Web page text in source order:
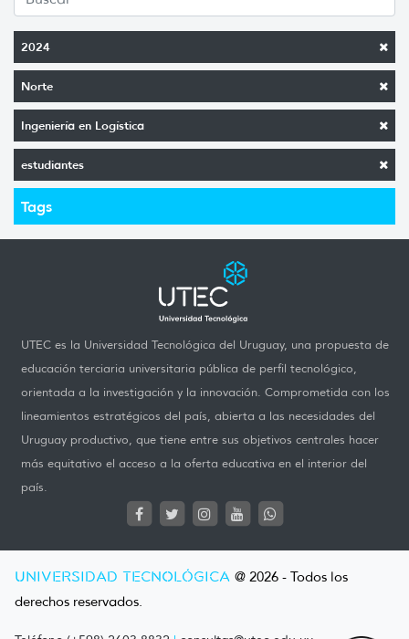
2024
Norte
Ingeniería en Logística
estudiantes
Tags
UTEC es la Universidad Tecnológica del Uruguay, una propuesta de
educación terciaria universitaria pública de perfil tecnológico,
orientada a la investigación y la innovación. Comprometida con los
lineamientos estratégicos del país, abierta a las necesidades del
Uruguay productivo, que tiene entre sus objetivos centrales hacer
más equitativo el acceso a la oferta educativa en el interior del
país.
UNIVERSIDAD TECNOLÓGICA @ 2026 - Todos los
derechos reservados.